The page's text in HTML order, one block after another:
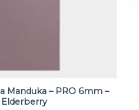
Manduka – PRO 6mm –
Elderberry